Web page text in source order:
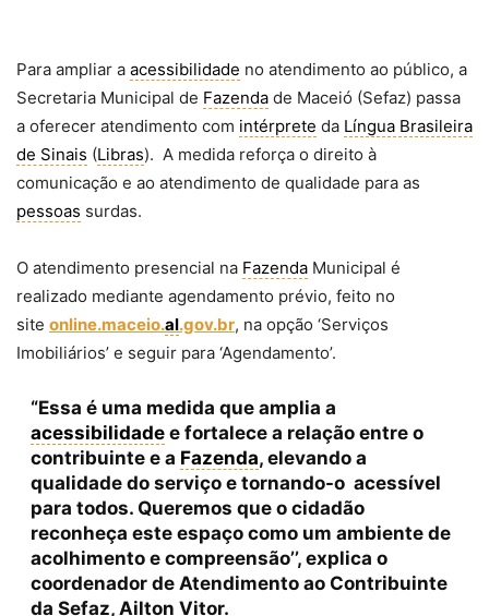
Para ampliar a acessibilidade no atendimento ao público, a
Secretaria Municipal de Fazenda de Maceió (Sefaz) passa
a oferecer atendimento com intérprete da Língua Brasileira
de Sinais (Libras). A medida reforça o direito à
comunicação e ao atendimento de qualidade para as
pessoas surdas.
O atendimento presencial na Fazenda Municipal é
realizado mediante agendamento prévio, feito no
site online.maceio.al.gov.br, na opção ‘Serviços
Imobiliários’ e seguir para ‘Agendamento’.
“Essa é uma medida que amplia a
acessibilidadee fortalece a relação entre o
contribuinte e a Fazenda, elevando a
qualidade do serviço e tornando-o acessível
para todos. Queremos que o cidadão
reconheça este espaço como um ambiente de
acolhimento e compreensão’’, explica o
coordenador de Atendimento ao Contribuinte
da Sefaz, Ailton Vitor.